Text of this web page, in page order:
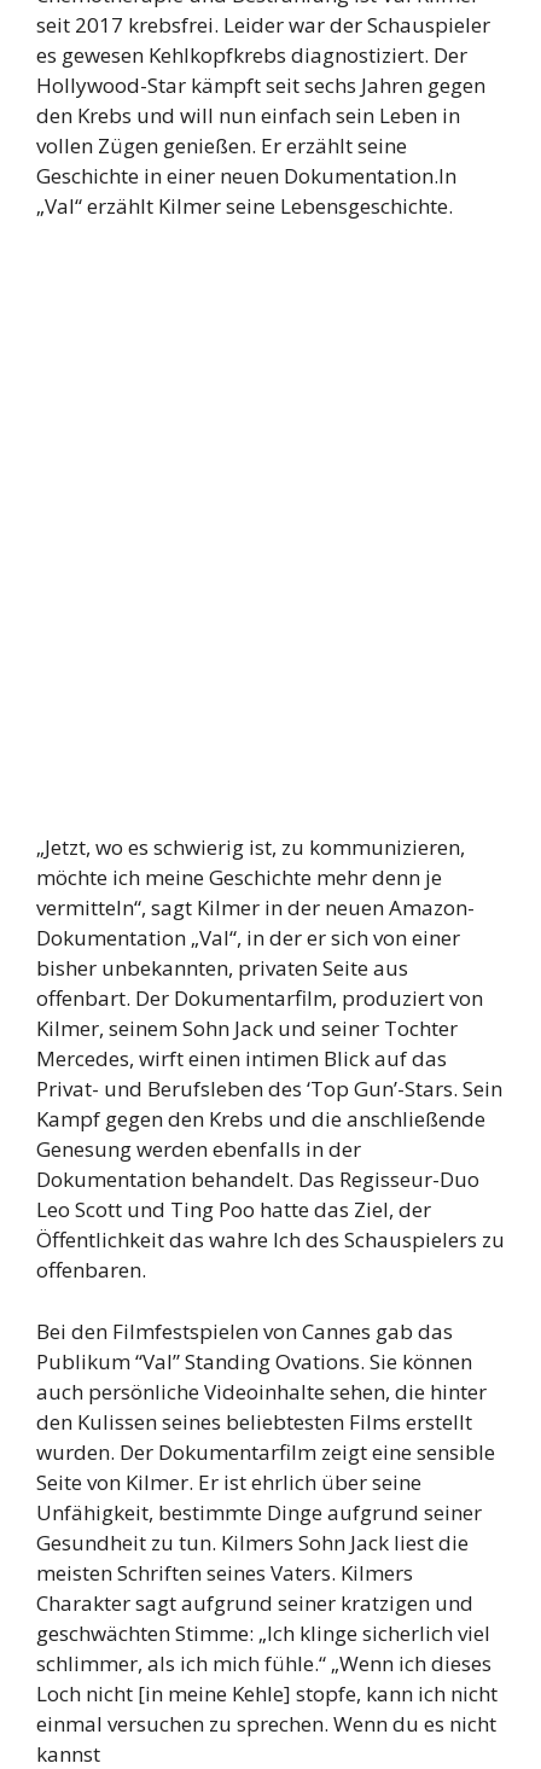
seit 2017 krebsfrei. Leider war der Schauspieler
es gewesen Kehlkopfkrebs diagnostiziert. Der
Hollywood-Star kämpft seit sechs Jahren gegen
den Krebs und will nun einfach sein Leben in
vollen Zügen genießen. Er erzählt seine
Geschichte in einer neuen Dokumentation.In
„Val“ erzählt Kilmer seine Lebensgeschichte.
„Jetzt, wo es schwierig ist, zu kommunizieren,
möchte ich meine Geschichte mehr denn je
vermitteln“, sagt Kilmer in der neuen Amazon-
Dokumentation „Val“, in der er sich von einer
bisher unbekannten, privaten Seite aus
offenbart. Der Dokumentarfilm, produziert von
Kilmer, seinem Sohn Jack und seiner Tochter
Mercedes, wirft einen intimen Blick auf das
Privat- und Berufsleben des ‘Top Gun’-Stars. Sein
Kampf gegen den Krebs und die anschließende
Genesung werden ebenfalls in der
Dokumentation behandelt. Das Regisseur-Duo
Leo Scott und Ting Poo hatte das Ziel, der
Öffentlichkeit das wahre Ich des Schauspielers zu
offenbaren.
Bei den Filmfestspielen von Cannes gab das
Publikum “Val” Standing Ovations. Sie können
auch persönliche Videoinhalte sehen, die hinter
den Kulissen seines beliebtesten Films erstellt
wurden. Der Dokumentarfilm zeigt eine sensible
Seite von Kilmer. Er ist ehrlich über seine
Unfähigkeit, bestimmte Dinge aufgrund seiner
Gesundheit zu tun. Kilmers Sohn Jack liest die
meisten Schriften seines Vaters. Kilmers
Charakter sagt aufgrund seiner kratzigen und
geschwächten Stimme: „Ich klinge sicherlich viel
schlimmer, als ich mich fühle.“ „Wenn ich dieses
Loch nicht [in meine Kehle] stopfe, kann ich nicht
einmal versuchen zu sprechen. Wenn du es nicht
kannst